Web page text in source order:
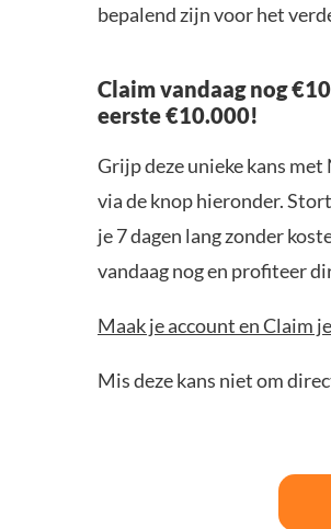
bepalend zijn voor het
Claim vandaag nog
eerste €10.000!
Grijp deze unieke kans
via de knop hieronder.
je 7 dagen lang zonder
vandaag nog en profiteer
Maak je account en Claim
Mis deze kans niet om